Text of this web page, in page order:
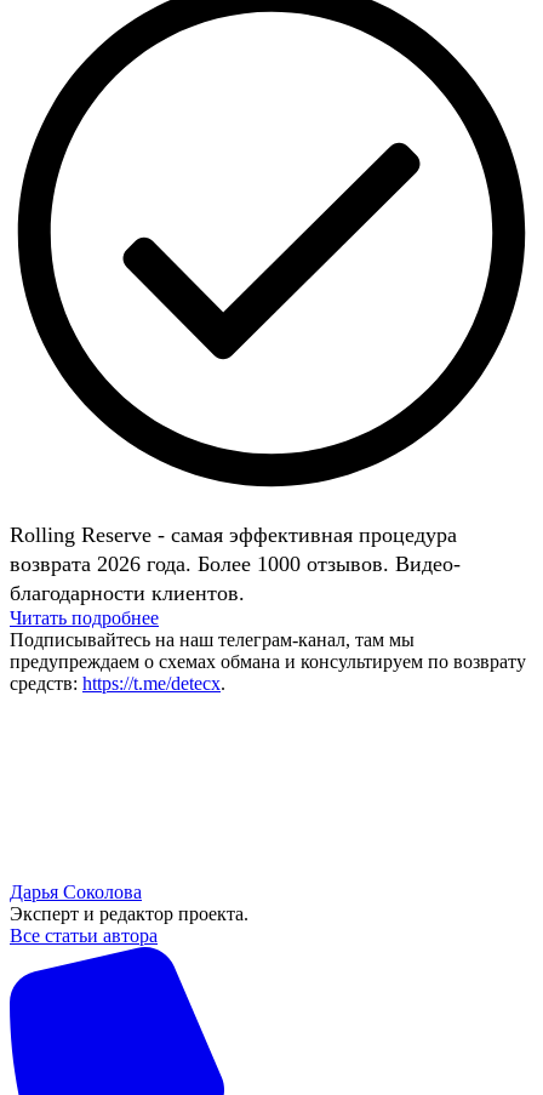
Rolling Reserve - самая эффективная процедура
возврата 2026 года. Более 1000 отзывов. Видео-
благодарности клиентов.
Читать подробнее
Подписывайтесь на наш телеграм-канал, там мы
предупреждаем о схемах обмана и консультируем по возврату
средств: https://t.me/detecx.
Дарья Соколова
Эксперт и редактор проекта.
Все статьи автора